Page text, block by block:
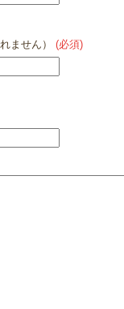
ません） (必須)